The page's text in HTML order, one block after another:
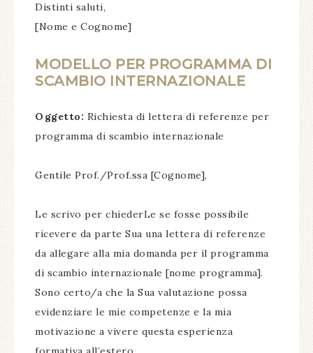
Distinti saluti,
[Nome e Cognome]
MODELLO PER PROGRAMMA DI
SCAMBIO INTERNAZIONALE
Oggetto: Richiesta di lettera di referenze per
programma di scambio internazionale
Gentile Prof./Prof.ssa [Cognome],
Le scrivo per chiederLe se fosse possibile
ricevere da parte Sua una lettera di referenze
da allegare alla mia domanda per il programma
di scambio internazionale [nome programma].
Sono certo/a che la Sua valutazione possa
evidenziare le mie competenze e la mia
motivazione a vivere questa esperienza